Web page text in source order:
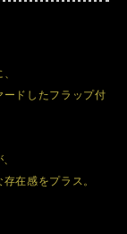
ドしたフラップ付
在感をプラス。